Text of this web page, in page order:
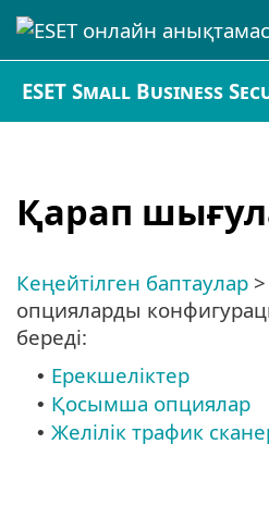
ESET Small Business
Қарап
Кеңейтілген баптаулар >
опцияларды
береді:
• Ерекшеліктер
• Қосымша опциялар
• Желілік трафик